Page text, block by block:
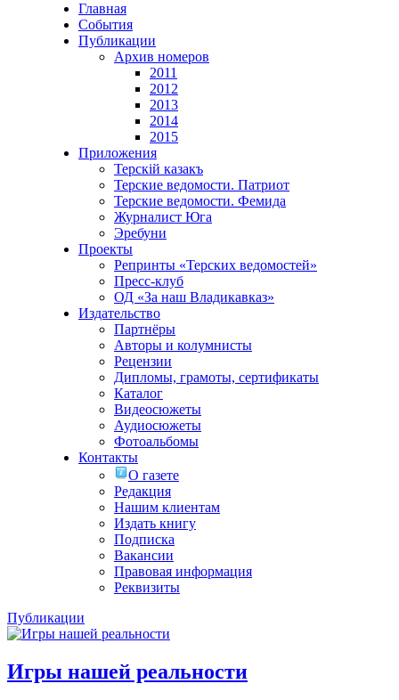
Главная
События
Публикации
Архив номеров
2011
2012
2013
2014
2015
Приложения
Терскiй казакъ
Терские ведомости. Патриот
Терские ведомости. Фемида
Журналист Юга
Эребуни
Проекты
Репринты «Терских ведомостей»
Пресс-клуб
ОД «За наш Владикавказ»
Издательство
Партнёры
Авторы и колумнисты
Рецензии
Дипломы, грамоты, сертификаты
Каталог
Видеосюжеты
Аудиосюжеты
Фотоальбомы
Контакты
О газете
Редакция
Нашим клиентам
Издать книгу
Подписка
Вакансии
Правовая информация
Реквизиты
Публикации
Игры нашей реальности